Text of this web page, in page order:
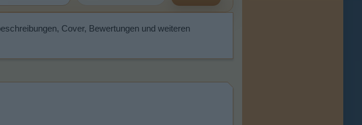
Cover, Bewertungen und weiteren